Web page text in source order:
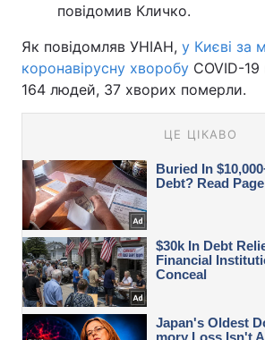
повідомив Кличко.
Як повідомляв УНІАН, у Києві за
коронавірусну хворобу COVID-
164 людей, 37 хворих померли.